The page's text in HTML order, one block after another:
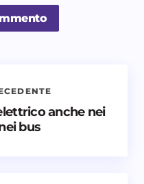
aggiunti nuovianche nei
bus